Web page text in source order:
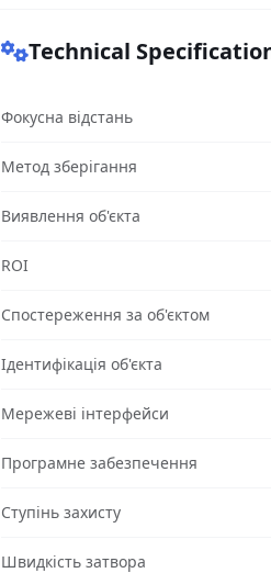
Technical
Фокусна відстань
Метод зберігання
Виявлення об'єкта
ROI
Спостереження за об'єктом
Ідентифікація об'єкта
Мережеві інтерфейси
Програмне забезпечення
Ступінь захисту
Швидкість затвора